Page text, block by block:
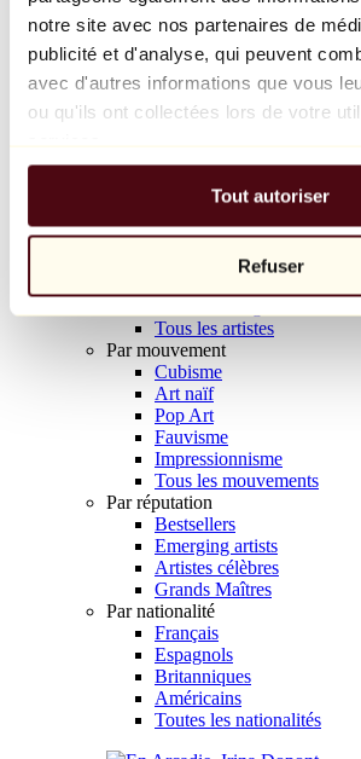
notre site avec nos partenaires de
publicité et d'analyse, qui peuvent
avec d'autres informations que vous
ou qu'ils ont collectées lors de votre
Tout autoriser
Refuser
Balloon Dog (Orange)
Jeff Koons
10 000 €
Parcourir
Tous les sculpteurs
Tous les photographes
Tous les artistes
Par mouvement
Cubisme
Art naïf
Pop Art
Fauvisme
Impressionnisme
Tous les mouvements
Par réputation
Bestsellers
Emerging artists
Artistes célèbres
Grands Maîtres
Par nationalité
Français
Espagnols
Britanniques
Américains
Toutes les nationalités